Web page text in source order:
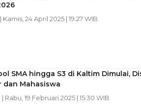
| Kamis, 24 April 2025 | 19:27 WIB
SMA hingga S3 di Kaltim Dimulai,
dan Mahasiswa
| Rabu, 19 Februari 2025 | 15:30 WIB